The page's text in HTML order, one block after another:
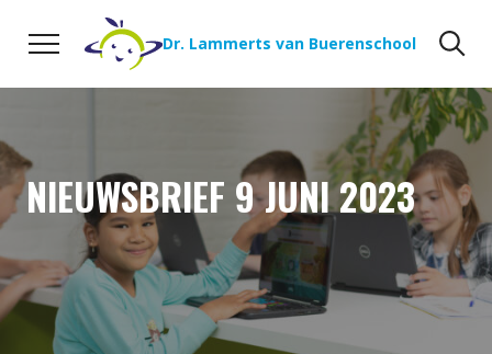
Naar de inhoud
Dr. Lammerts van Buerenschool
NIEUWSBRIEF 9 JUNI 2023